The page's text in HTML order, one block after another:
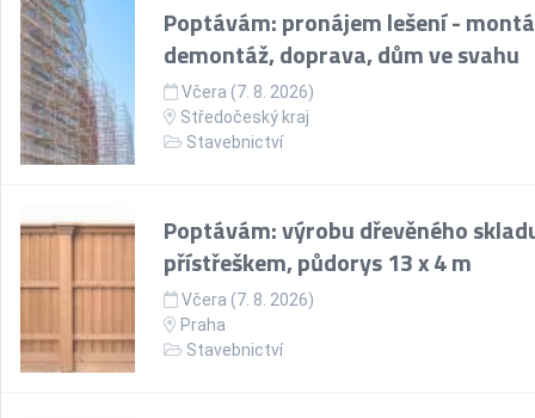
Poptávám: pronájem lešení -
demontáž, doprava, dům ve svahu
Včera (7. 8. 2026)
Středočeský kraj
Stavebnictví
Poptávám: výrobu dřevěného
přístřeškem, půdorys 13 x 4 m
Včera (7. 8. 2026)
Praha
Stavebnictví